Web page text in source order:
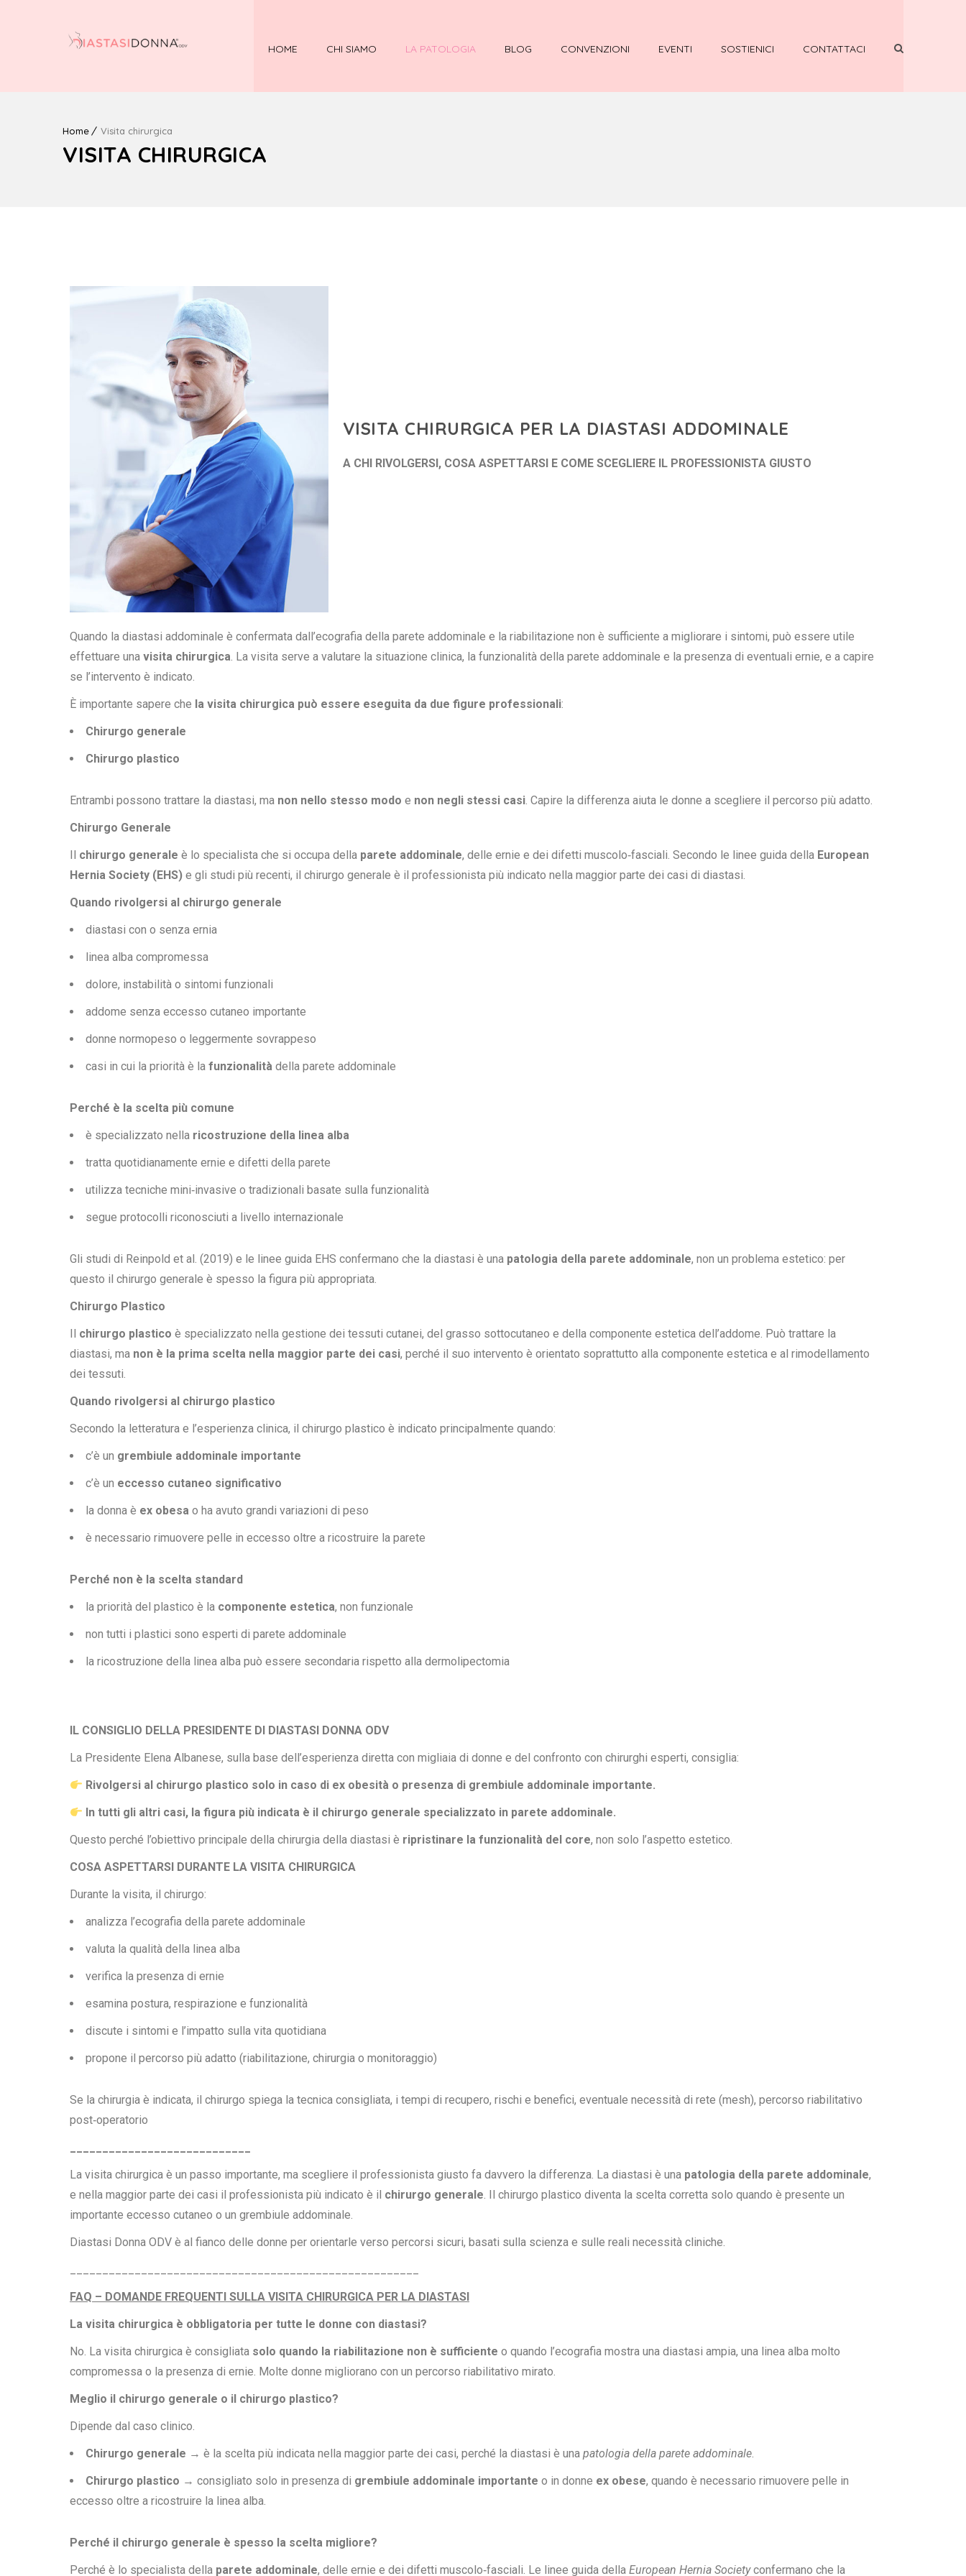
HOME CHI SIAMO LA PATOLOGIA BLOG CONVENZIONI EVENTI SOSTIENICI CONTATTACI
Home Visita chirurgica
VISITA CHIRURGICA
VISITA CHIRURGICA PER LA DIASTASI ADDOMINALE
A CHI RIVOLGERSI, COSA ASPETTARSI E COME SCEGLIERE IL PROFESSIONISTA GIUSTO
Quando la diastasi addominale è confermata dall’ecografia della parete addominale e la riabilitazione non è sufficiente a migliorare i sintomi, può essere utile
effettuare una visita chirurgica. La visita serve a valutare la situazione clinica, la funzionalità della parete addominale e la presenza di eventuali ernie, e a capire
se l’intervento è indicato.
È importante sapere che la visita chirurgica può essere eseguita da due figure professionali:
Chirurgo generale
Chirurgo plastico
Entrambi possono trattare la diastasi, ma non nello stesso modo e non negli stessi casi. Capire la differenza aiuta le donne a scegliere il percorso più adatto.
Chirurgo Generale
chirurgo generale è lo specialista che si occupa della parete addominale, delle ernie e dei difetti muscolo‑fasciali. Secondo le linee guida della European
Hernia Society (EHS) e gli studi più recenti, il chirurgo generale è il professionista più indicato nella maggior parte dei casi di diastasi.
Quando rivolgersi al chirurgo generale
diastasi con o senza ernia
linea alba compromessa
dolore, instabilità o sintomi funzionali
addome senza eccesso cutaneo importante
donne normopeso o leggermente sovrappeso
casi in cui la priorità è la funzionalità della parete addominale
Perché è la scelta più comune
è specializzato nella ricostruzione della linea alba
tratta quotidianamente ernie e difetti della parete
utilizza tecniche mini‑invasive o tradizionali basate sulla funzionalità
segue protocolli riconosciuti a livello internazionale
Gli studi di Reinpold et al. (2019) e le linee guida EHS confermano che la diastasi è una patologia della parete addominale, non un problema estetico: per
questo il chirurgo generale è spesso la figura più appropriata.
Chirurgo Plastico
chirurgo plastico è specializzato nella gestione dei tessuti cutanei, del grasso sottocutaneo e della componente estetica dell’addome. Può trattare la
diastasi, ma non è la prima scelta nella maggior parte dei casi, perché il suo intervento è orientato soprattutto alla componente estetica e al rimodellamento
dei tessuti.
Quando rivolgersi al chirurgo plastico
Secondo la letteratura e l’esperienza clinica, il chirurgo plastico è indicato principalmente quando:
c’è un grembiule addominale importante
c’è un eccesso cutaneo significativo
la donna è ex obesa o ha avuto grandi variazioni di peso
è necessario rimuovere pelle in eccesso oltre a ricostruire la parete
Perché non è la scelta standard
la priorità del plastico è la componente estetica, non funzionale
non tutti i plastici sono esperti di parete addominale
la ricostruzione della linea alba può essere secondaria rispetto alla dermolipectomia
IL CONSIGLIO DELLA PRESIDENTE DI DIASTASI DONNA ODV
La Presidente Elena Albanese, sulla base dell’esperienza diretta con migliaia di donne e del confronto con chirurghi esperti, consiglia:
Rivolgersi al chirurgo plastico solo in caso di ex obesità o presenza di grembiule addominale importante.
In tutti gli altri casi, la figura più indicata è il chirurgo generale specializzato in parete addominale.
Questo perché l’obiettivo principale della chirurgia della diastasi è ripristinare la funzionalità del core, non solo l’aspetto estetico.
COSA ASPETTARSI DURANTE LA VISITA CHIRURGICA
Durante la visita, il chirurgo:
analizza l’ecografia della parete addominale
valuta la qualità della linea alba
verifica la presenza di ernie
esamina postura, respirazione e funzionalità
discute i sintomi e l’impatto sulla vita quotidiana
propone il percorso più adatto (riabilitazione, chirurgia o monitoraggio)
Se la chirurgia è indicata, il chirurgo spiega la tecnica consigliata, i tempi di recupero, rischi e benefici, eventuale necessità di rete (mesh), percorso riabilitativo
post‑operatorio
La visita chirurgica è un passo importante, ma scegliere il professionista giusto fa davvero la differenza. La diastasi è una patologia della parete addominale,
e nella maggior parte dei casi il professionista più indicato è il chirurgo generale. Il chirurgo plastico diventa la scelta corretta solo quando è presente un
importante eccesso cutaneo o un grembiule addominale.
Diastasi Donna ODV è al fianco delle donne per orientarle verso percorsi sicuri, basati sulla scienza e sulle reali necessità cliniche.
FAQ – DOMANDE FREQUENTI SULLA VISITA CHIRURGICA PER LA DIASTASI
La visita chirurgica è obbligatoria per tutte le donne con diastasi?
No. La visita chirurgica è consigliata solo quando la riabilitazione non è sufficiente o quando l’ecografia mostra una diastasi ampia, una linea alba molto
compromessa o la presenza di ernie. Molte donne migliorano con un percorso riabilitativo mirato.
Meglio il chirurgo generale o il chirurgo plastico?
Dipende dal caso clinico.
Chirurgo generale → è la scelta più indicata nella maggior parte dei casi, perché la diastasi è una patologia della parete addominale.
Chirurgo plastico → consigliato solo in presenza di grembiule addominale importante o in donne ex obese, quando è necessario rimuovere pelle in
eccesso oltre a ricostruire la linea alba.
Perché il chirurgo generale è spesso la scelta migliore?
Perché è lo specialista della parete addominale, delle ernie e dei difetti muscolo‑fasciali. Le linee guida della European Hernia Societyconfermano che la